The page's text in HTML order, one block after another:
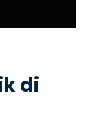
di